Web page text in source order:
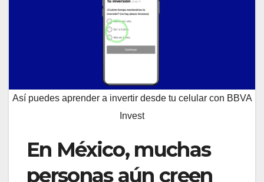
Así puedes aprender a invertir desde tu celular con BBVA
Invest
En México, muchas
personas aún creen